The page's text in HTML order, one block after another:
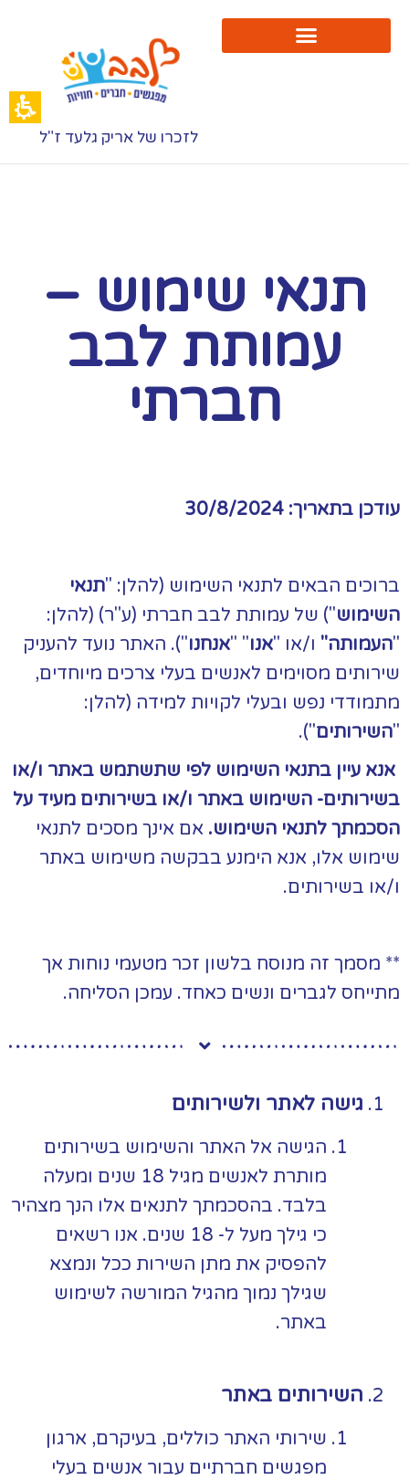
לזכרו של אריק גלעד ז"ל
תנאי שימוש –
עמותת לבב
חברתי
עודכן בתאריך: 30/8/2024
ברוכים הבאים לתנאי השימוש (להלן: "תנאי
השימוש") של עמותת לבב חברתי (ע"ר) (להלן:
"העמותה" ו/או "אנו" "אנחנו"). האתר נועד להעניק
שירותים מסוימים לאנשים בעלי צרכים מיוחדים,
מתמודדי נפש ובעלי לקויות למידה (להלן:
"השירותים").
אנא עיין בתנאי השימוש לפי שתשתמש באתר ו/או
בשירותים- השימוש באתר ו/או בשירותים מעיד על
הסכמתך לתנאי השימוש. אם אינך מסכים לתנאי
שימוש אלו, אנא הימנע בבקשה משימוש באתר
ו/או בשירותים.
** מסמך זה מנוסח בלשון זכר מטעמי נוחות אך
מתייחס לגברים ונשים כאחד. עמכן הסליחה.
גישה לאתר ולשירותים
הגישה אל האתר והשימוש בשירותים
מותרת לאנשים מגיל 18 שנים ומעלה
בלבד. בהסכמתך לתנאים אלו הנך מצהיר
כי גילך מעל ל- 18 שנים. אנו רשאים
להפסיק את מתן השירות ככל ונמצא
שגילך נמוך מהגיל המורשה לשימוש
באתר.
השירותים באתר
שירותי האתר כוללים, בעיקרם, ארגון
מפגשים חברתיים עבור אנשים בעלי